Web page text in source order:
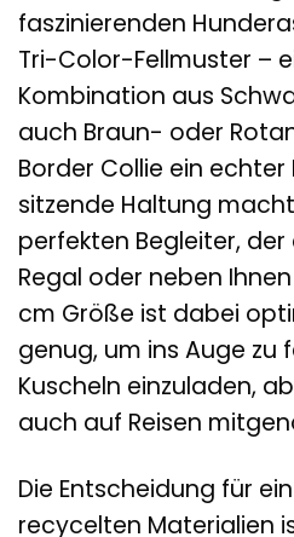
faszinierenden
Tri-Color-Fellmuster –
Kombination aus
auch Braun- oder
Border Collie ein echter
sitzende Haltung
perfekten Begleiter,
Regal oder neben
cm Größe ist dabei
genug, um ins Auge zu
Kuscheln einzuladen,
auch auf Reisen
Die Entscheidung für
recycelten Materialien